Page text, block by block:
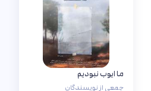
ما ایوب نبودیم
جمعی از نویسندگان